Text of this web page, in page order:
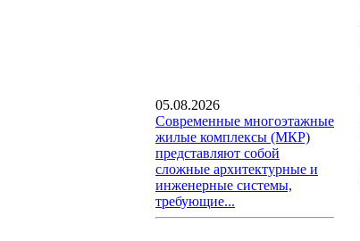
05.08.2026
Современные многоэтажные
жилые комплексы (МКР)
представляют собой
сложные архитектурные и
инженерные системы,
требующие...